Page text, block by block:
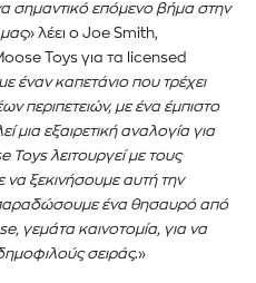
σημαντικό επόμενο βήμα στην
» λέει ο Joe Smith,
Toys για τα licensed
έναν καπετάνιο που τρέχει
περιπετειών, με ένα έμπιστο
μια εξαιρετική αναλογία για
Toys λειτουργεί με τους
ξεκινήσουμε αυτή την
παραδώσουμε ένα θησαυρό από
γεμάτα καινοτομία, για να
σειράς.»